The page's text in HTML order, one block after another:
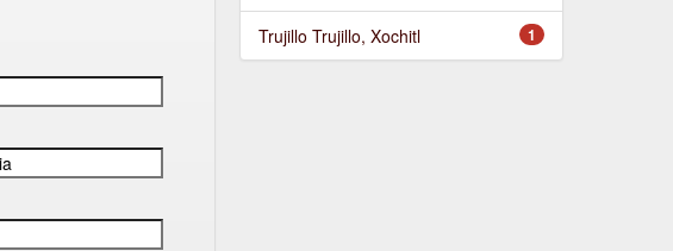
1
Trujillo Trujillo, Xochitl